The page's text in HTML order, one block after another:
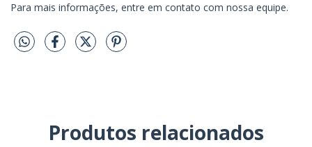
Para mais informações, entre em contato com nossa equipe.
Produtos relacionados